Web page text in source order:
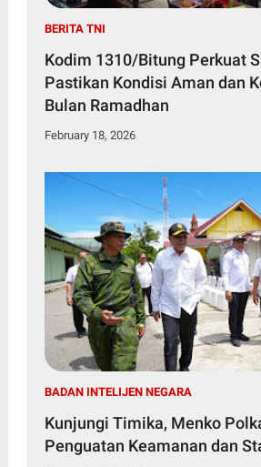
BERITA TNI
Kodim 1310/Bitung Perkuat
Pastikan Kondisi Aman dan
Bulan Ramadhan
February 18, 2026
BADAN INTELIJEN NEGARA
Kunjungi Timika, Menko
Penguatan Keamanan dan